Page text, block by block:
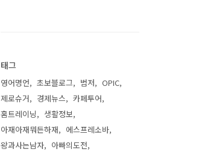
태그
영어명언 초보블로그 범저
OPIC
제로슈거
경제뉴스
카페투어
홈트레이닝
생활정보
아재아재뭐든하재
에스프레소바
왕과사는남자
아빠의도전